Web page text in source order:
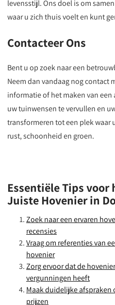
levensstijl. Ons doel is om
waar u zich thuis voelt en kunt
Contacteer Ons
Bent u op zoek naar een
Neem dan vandaag nog contact
informatie of het maken van een
uw tuinwensen te vervullen en
transformeren tot een plek waar
rust, schoonheid en groen.
Essentiële Tips voor
Juiste Hovenier in
Zoek naar een ervaren
recensies
Vraag om referenties van
hovenier
Zorg ervoor dat de
vergunningen heeft
Maak duidelijke afspraken
prijzen